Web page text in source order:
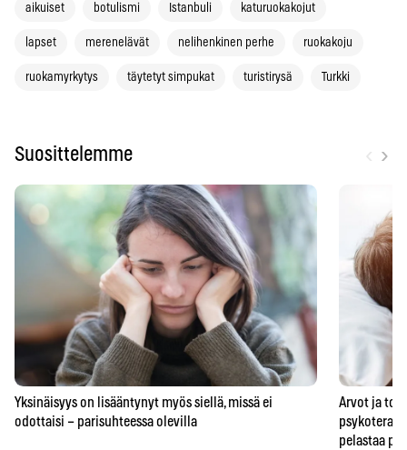
aikuiset botulismi Istanbuli katuruokakojut
lapset merenelävät nelihenkinen perhe ruokakoju
ruokamyrkytys täytetyt simpukat turistirysä Turkki
Suosittelemme ›
Yksinäisyys on lisääntynyt myös siellä, missä ei
odottaisi – parisuhteessa olevilla
Arvot ja
pelastaa